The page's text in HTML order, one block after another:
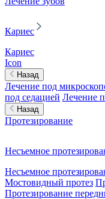
Кариес
Кариес
Icon
Назад
Лечение под
под седацией Лечение
Назад
Протезирование
Несъемное
Несъемное
Мостовидный протез
Протезирование